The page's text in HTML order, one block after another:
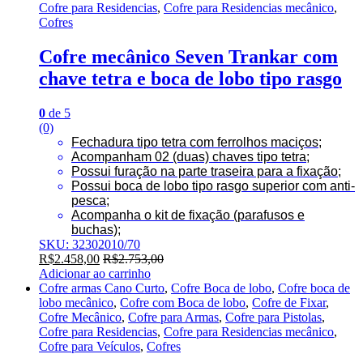
Cofre para Residencias, Cofre para Residencias mecânico,
Cofres
Cofre mecânico Seven Trankar com
chave tetra e boca de lobo tipo rasgo
0 de 5
(0)
Fechadura tipo tetra com ferrolhos maciços;
Acompanham 02 (duas) chaves tipo tetra;
Possui furação na parte traseira para a fixação;
Possui boca de lobo tipo rasgo superior com anti-
pesca;
Acompanha o kit de fixação (parafusos e
buchas);
SKU: 32302010/70
R$2.458,00 R$2.753,00
Adicionar ao carrinho
Cofre armas Cano Curto, Cofre Boca de lobo, Cofre boca de
lobo mecânico, Cofre com Boca de lobo, Cofre de Fixar,
Cofre Mecânico, Cofre para Armas, Cofre para Pistolas,
Cofre para Residencias, Cofre para Residencias mecânico,
Cofre para Veículos, Cofres